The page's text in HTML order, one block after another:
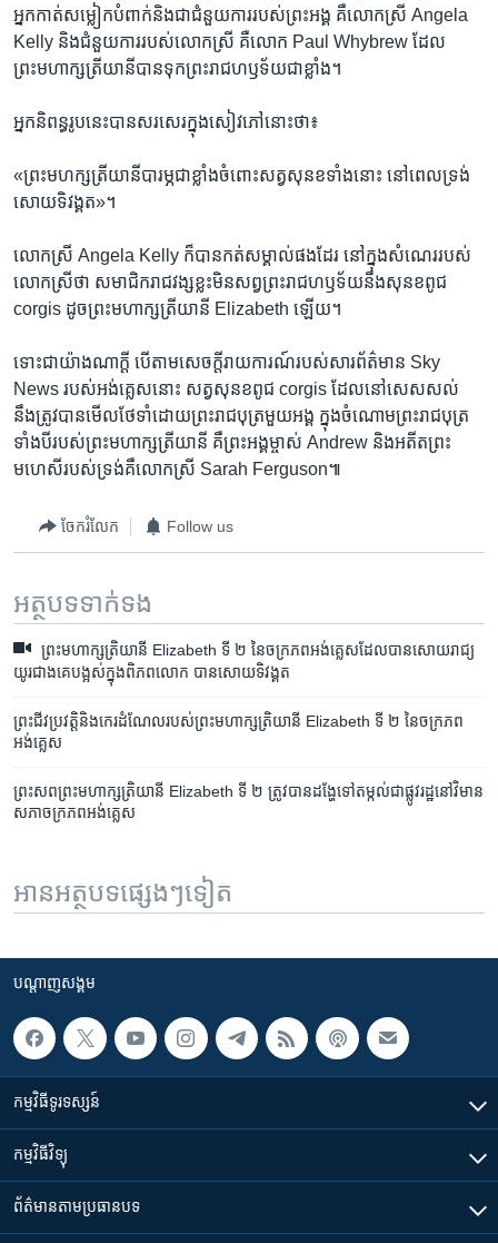
អ្នក​កាត់​សម្លៀកបំពាក់​និង​ជា​ជំនួយ​ការ​របស់​ព្រះអង្គ​ គឺ​លោក​ស្រី Angela
Kelly និងជំនួយ​ការ​របស់​លោក​ស្រី​ គឺ​លោក​ Paul Whybrew ដែល​
ព្រះមហា​ក្សត្រីយានី​បាន​ទុក​ព្រះរាជ​ហឫទ័យ​ជាខ្លាំង។
អ្នកនិពន្ធរូប​នេះបាន​សរសេរ​ក្នុង​សៀវភៅ​នោះថា៖
«ព្រះមហក្សត្រីយានី​បារម្ភ​ជាខ្លាំង​ចំពោះសត្វសុនខ​ទាំង​នោះ​ នៅ​ពេល​ទ្រង់​
សោយទិវង្គត»។
​លោកស្រី​ Angela Kelly ក៏​បាន​កត់សម្គាល់​ផង​ដែរ ​នៅ​ក្នុង​សំណេរ​របស់​
លោកស្រី​ថា សមាជិក​រាជវង្សខ្លះ​មិន​សព្វព្រះរាជ​ហឫទ័យ​នឹងសុនខ​ពូជ
corgis ដូច​ព្រះមហាក្សត្រីយានី​ Elizabeth ឡើយ។
ទោះជា​យ៉ាង​ណាក្តី​ បើតាម​សេចក្តី​រាយការណ៍​របស់​សារព័ត៌មាន Sky
News របស់​អង់គ្លេស​នោះ​ សត្វ​សុនខ​ពូជ corgis ដែល​នៅសេស​សល់​
នឹង​ត្រូវ​បាន​មើល​ថែទាំ​ដោយ​ព្រះរាជបុត្រ​មួយ​អង្គ​ ក្នុង​ចំណោម​ព្រះរាជបុត្រ​
ទាំង​បី​របស់​ព្រះមហាក្សត្រីយានី​ ​គឺ​ព្រះអង្គម្ចាស់​ Andrew និង​អតីតព្រះ
មហេសី​របស់​ទ្រង់​គឺ​លោកស្រី Sarah Ferguson៕
ចែករំលែក Follow us
អត្ថបទ​ទាក់ទង
ព្រះមហាក្សត្រិយានី Elizabeth ទី​ ២​ នៃ​ចក្រភព​អង់គ្លេស​ដែលបានសោយរាជ្យ
យូរជាងគេបង្អស់ក្នុងពិភពលោក ​បានសោយ​ទិវង្គត
ព្រះ​ជីវប្រវត្តិ​និង​កេរ​ដំណែល​របស់​ព្រះ​មហាក្សត្រិយានី ​Elizabeth ​ទី ២​ នៃ​ចក្រភព​
អង់គ្លេស
ព្រះសព​ព្រះមហាក្សត្រិយានី Elizabeth ទី ២ ត្រូវ​បាន​ដង្ហែ​ទៅ​តម្កល់​ជា​ផ្លូវ​រដ្ឋ​នៅ​វិមាន​
សភា​ចក្រភព​អង់គ្លេស
អានអត្ថបទផ្សេងៗទៀត
បណ្តាញ​សង្គម
កម្មវិធី​ទូរទស្សន៍
កម្មវិធី​វិទ្យុ
ព័ត៌មាន​តាមប្រធានបទ​